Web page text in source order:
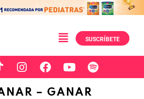
SUSCRÍBETE
– GANAR